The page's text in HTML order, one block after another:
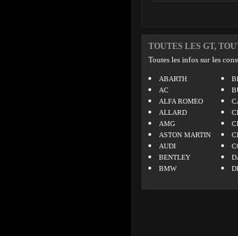
TOUTES LES GT,
Toutes les infos sur les
ABARTH
AC
ALFA ROMEO
ALLARD
AMG
ASTON MARTIN
AUDI
BENTLEY
BMW